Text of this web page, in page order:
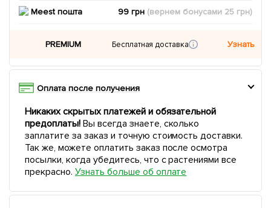
Meest пошта 99 грн (вернем бонусами 25 грн)
PREMIUM Бесплатная доставка Узнать
Оплата после получения
Никаких скрытых платежей и обязательной
предоплаты!Вы всегда знаете, сколько
заплатите за заказ и точную стоимость доставки.
Так же, можете оплатить заказ после осмотра
посылки, когда убедитесь, что с растениями все
прекрасно. Узнать больше об оплате